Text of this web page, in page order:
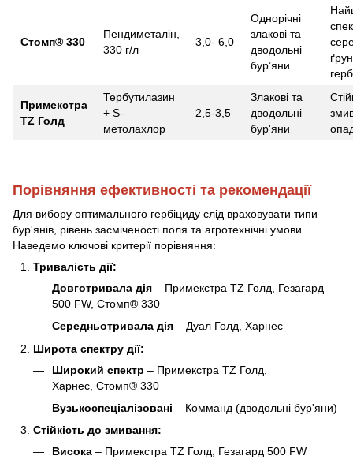
Стомп® 330
Пендиметалін,
330 г/л
3,0- 6,0
Однорічні
злакові та
дводольні
бур’яни
Примекстра
TZ Голд
Тербутилазин
+ S-
метолахлор
2,5-3,5
Злакові та
дводольні
бур'яни
Порівняння ефективності та рекомендації
Для вибору оптимального гербіциду слід враховувати типи
бур'янів, рівень засміченості поля та агротехнічні умови.
Наведемо ключові критерії порівняння:
Тривалість дії:
Довготривала дія – Примекстра TZ Голд, Гезагард
500 FW, Стомп® 330
Середньотривала дія – Дуал Голд, Харнес
Широта спектру дії:
Широкий спектр – Примекстра TZ Голд,
Харнес, Стомп® 330
Вузькоспеціалізовані – Комманд (дводольні бур'яни)
Стійкість до змивання:
Висока – Примекстра TZ Голд, Гезагард 500 FW